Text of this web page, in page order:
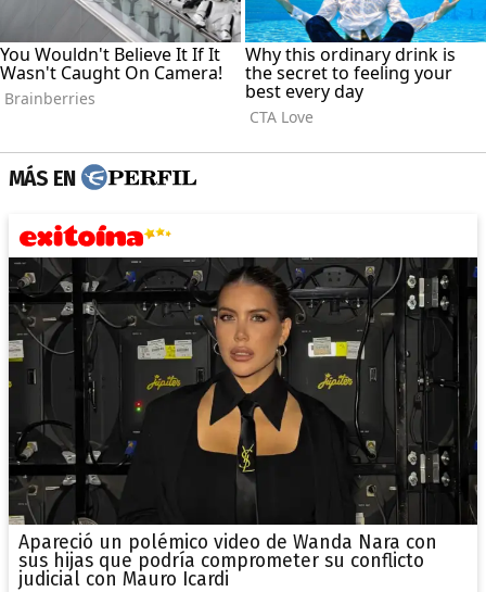
MÁS EN
Apareció un polémico video de Wanda Nara con
sus hijas que podría comprometer su conflicto
judicial con Mauro Icardi